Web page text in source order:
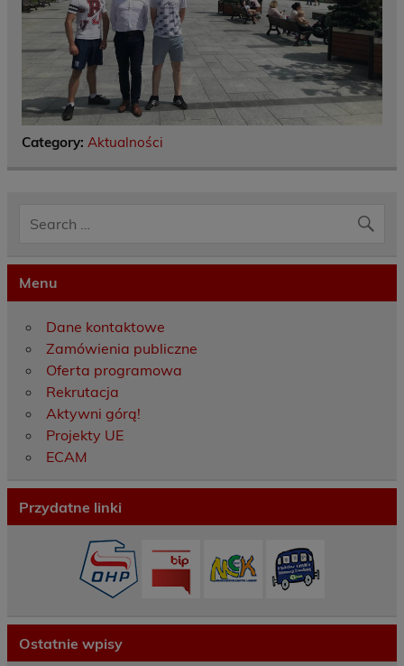
Category: Aktualności
Menu
Dane kontaktowe
Zamówienia publiczne
Oferta programowa
Rekrutacja
Aktywni górą!
Projekty UE
ECAM
Przydatne linki
Ostatnie wpisy